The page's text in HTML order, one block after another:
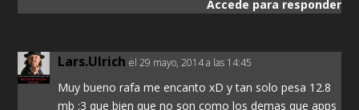
Accede para responder
Lars.Ulrich el 29 mayo, 2014 a las 14:45
Muy bueno rafa me encanto xD y tan solo pesa 12.8
mb :3 que bien que no son como los demas que apps